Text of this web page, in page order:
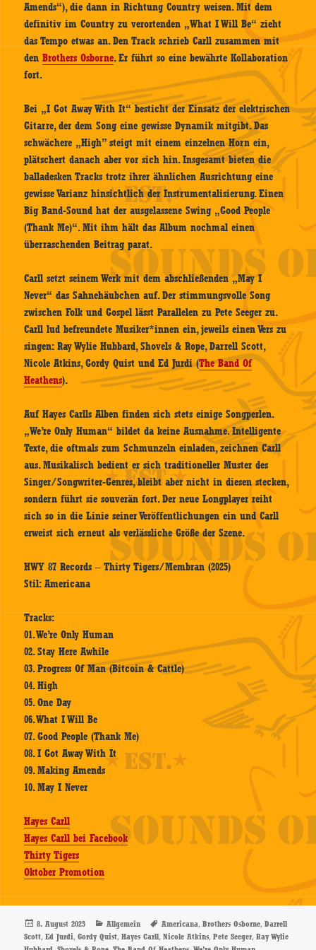
Amends“), die dann in Richtung Country weisen. Mit dem
definitiv im Country zu verortenden „What I Will Be“ zieht
das Tempo etwas an. Den Track schrieb Carll zusammen mit
denBrothers Osborne. Er führt so eine bewährte Kollaboration
fort.
Bei „I Got Away With It“ besticht der Einsatz der elektrischen
Gitarre, der dem Song eine gewisse Dynamik mitgibt. Das
schwächere „High” steigt mit einem einzelnen Horn ein,
plätschert danach aber vor sich hin. Insgesamt bieten die
balladesken Tracks trotz ihrer ähnlichen Ausrichtung eine
gewisse Varianz hinsichtlich der Instrumentalisierung. Einen
Big Band-Sound hat der ausgelassene Swing „Good People
(Thank Me)“. Mit ihm hält das Album nochmal einen
überraschenden Beitrag parat.
Carll setzt seinem Werk mit dem abschließenden „May I
Never“ das Sahnehäubchen auf. Der stimmungsvolle Song
zwischen Folk und Gospel lässt Parallelen zu Pete Seeger zu.
Carll lud befreundete Musiker*innen ein, jeweils einen Vers zu
singen: Ray Wylie Hubbard, Shovels & Rope, Darrell Scott,
Nicole Atkins, Gordy Quist und Ed Jurdi (The Band Of
Heathens).
Auf Hayes Carlls Alben finden sich stets einige Songperlen.
„We’re Only Human“ bildet da keine Ausnahme. Intelligente
Texte, die oftmals zum Schmunzeln einladen, zeichnen Carll
aus. Musikalisch bedient er sich traditioneller Muster des
Singer/Songwriter-Genres, bleibt aber nicht in diesen stecken,
sondern führt sie souverän fort. Der neue Longplayer reiht
sich so in die Linie seiner Veröffentlichungen ein und Carll
erweist sich erneut als verlässliche Größe der Szene.
HWY 87 Records – Thirty Tigers/Membran (2025)
Stil: Americana
Tracks:
01. We’re Only Human
02. Stay Here Awhile
03. Progress Of Man (Bitcoin & Cattle)
04. High
05. One Day
06. What I Will Be
07. Good People (Thank Me)
08. I Got Away With It
09. Making Amends
10. May I Never
Hayes Carll
Hayes Carll bei Facebook
Thirty Tigers
Oktober Promotion
Veröffentlicht
am
8. August 2025 Kategorien
Allgemein Schlagwörter
Americana,Brothers Osborne,Darrell
Scott,Ed Jurdi,Gordy Quist,Hayes Carll,Nicole Atkins,Pete Seeger,Ray Wylie